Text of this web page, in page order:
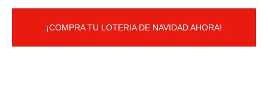
¡COMPRA TU LOTERIA DE NAVIDAD AHORA!